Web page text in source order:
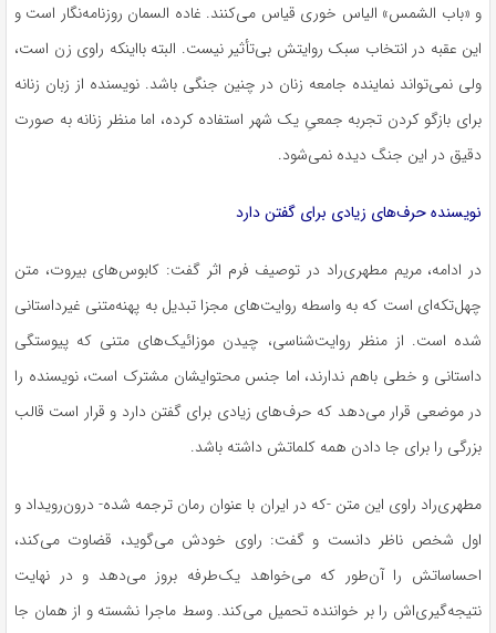
و «باب الشمس» الیاس خوری قیاس می‌کنند. غاده السمان روزنامه‌نگار است و
این عقبه در انتخاب سبک روایتش بی‌تأثیر نیست. البته بااینکه راوی زن است،
ولی نمی‌تواند نماینده جامعه زنان در چنین جنگی باشد. نویسنده از زبان زنانه
برای بازگو کردن تجربه جمعیِ یک شهر استفاده کرده، اما منظر زنانه به صورت
دقیق در این جنگ دیده نمی‌شود.
نویسنده حرف‌های زیادی برای گفتن دارد
در ادامه، مریم مطهری‌راد در توصیف فرم اثر گفت: کابوس‌های بیروت، متن
چهل‌تکه‌ای است که به واسطه روایت‌های مجزا تبدیل به پهنه‌متنی غیرداستانی
شده است. از منظر روایت‌شناسی، چیدن موزائیک‌های متنی که پیوستگی
داستانی و خطی باهم ندارند، اما جنس محتوایشان مشترک است، نویسنده را
در موضعی قرار می‌دهد که حرف‌های زیادی برای گفتن دارد و قرار است قالب
بزرگی را برای جا دادن همه کلماتش داشته باشد.
مطهری‌راد راوی این متن -که در ایران با عنوان رمان ترجمه شده- درون‌رویداد و
اول شخص ناظر دانست و گفت: راوی خودش می‌گوید، قضاوت می‌کند،
احساساتش را آن‌طور که می‌خواهد یک‌طرفه بروز می‌دهد و در نهایت
نتیجه‌گیری‌اش را بر خواننده تحمیل می‌کند. وسط ماجرا نشسته و از همان جا